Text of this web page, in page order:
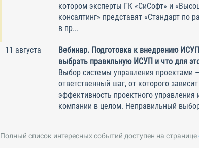
котором эксперты ГК «СиСофт» и
консалтинг» представят «Стандарт по
в пр...
11 августа
Вебинар. Подготовка к внедрению
выбрать правильную ИСУП и что для
Выбор системы управления проектами
ответственный шаг, от которого зависит
эффективность проектного управления
компании в целом. Неправильный
Полный список интересных событий доступен на странице